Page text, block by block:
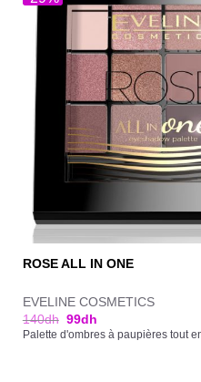
ROSE ALL IN ONE
EVELINE COSMETICS
140dh 99dh
Palette d'ombres à paupières tout